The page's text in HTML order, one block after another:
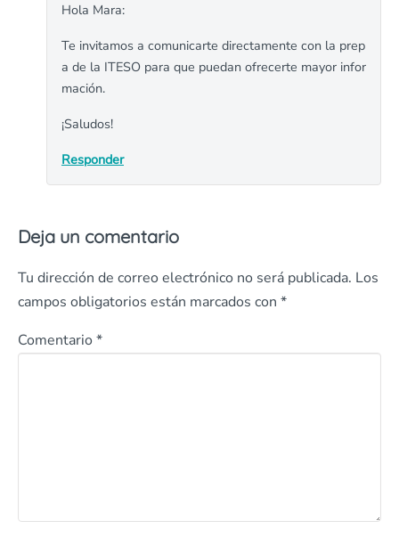
Hola Mara:
Te invitamos a comunicarte directamente con la prep
a de la ITESO para que puedan ofrecerte mayor infor
mación.
¡Saludos!
Responder
Deja un comentario
Tu dirección de correo electrónico no será publicada. Los
campos obligatorios están marcados con *
Comentario *